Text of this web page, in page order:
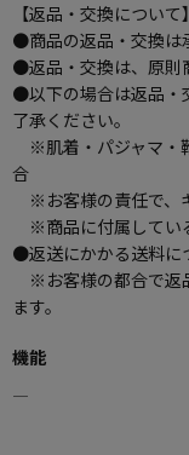
【返品・交換について】
●商品の返品・交換は
●返品・交換は、原則
●以下の場合は返品・
了承ください。
※肌着・パジャマ・
合
※お客様の責任で、
※商品に付属してい
●返送にかかる送料に
※お客様の都合で返
ます。
機能
―